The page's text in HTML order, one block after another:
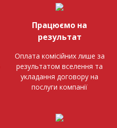
Працюємо на
результат
Оплата комісійних лише за
результатом вселення та
укладання договору на
послуги компанії